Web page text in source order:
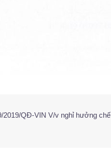
2019/QĐ-VIN V/v nghỉ hưởng chế